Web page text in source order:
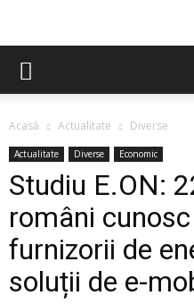
Acasă Actualitate Diverse
Actualitate Diverse Economic
Studiu E.ON:
români
furnizorii de
soluții de e-